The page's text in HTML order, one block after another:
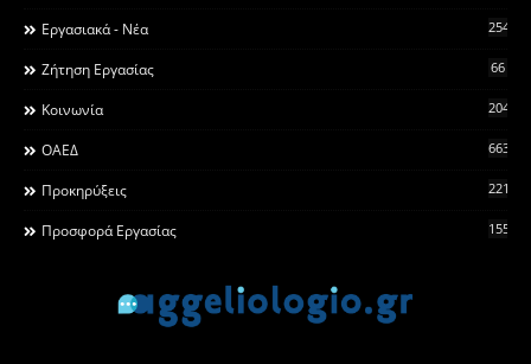
Εργασιακά - Νέα 2546
Ζήτηση Εργασίας 66
Κοινωνία 2044
ΟΑΕΔ 663
Προκηρύξεις 2215
Προσφορά Εργασίας 155